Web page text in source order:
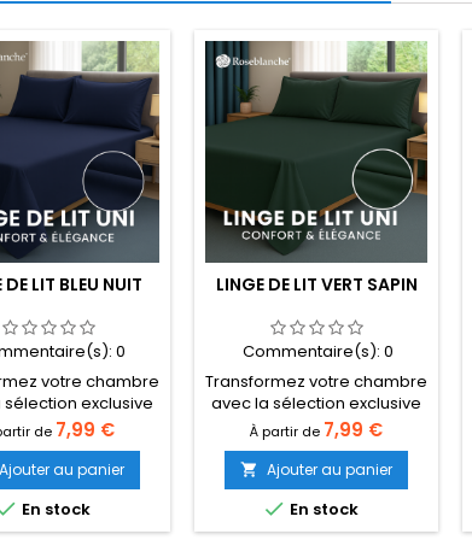
DE LIT BLEU NUIT
0
votre chambre
exclusive
! Que votre
une place, deux
king size, trouvez
de lit parfait alliant
élégance et
Des collections
de Prix
7,99 €
Ajouter au panier
En stock
LINGE DE LIT VERT SAPIN
Commentaire(s): 0
Transformez votre chambre
avec la sélection exclusive
de Roseblanche ! Que votre
lit soit une place, deux
places ou king size, trouvez
le linge de lit parfait alliant
douceur, élégance et
qualité. Des collections
À partir de Prix
7,99 €
 Ajouter au panier
 En stock